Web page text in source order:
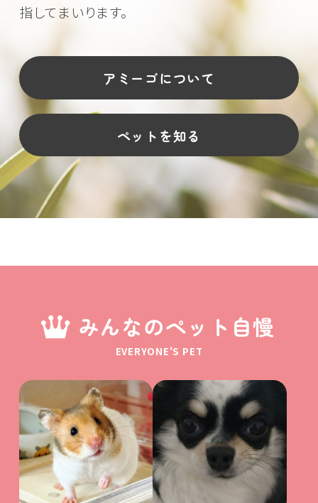
指してまいります。
アミーゴについて
ペットを知る
みんなのペット自慢
EVERYONE'S PET